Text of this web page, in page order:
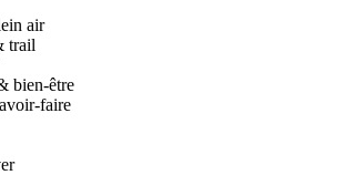
air
trail
bien-être
faire